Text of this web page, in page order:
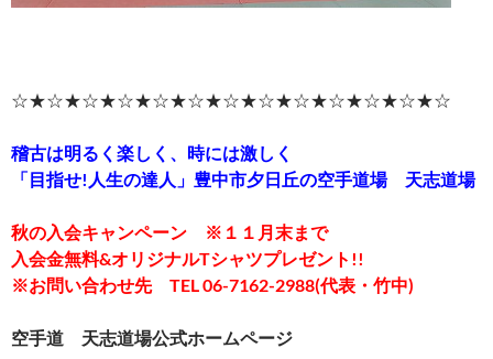
☆★☆★☆★☆★☆★☆★☆★☆★☆★☆★☆★☆★☆
稽古は明るく楽しく、時には激しく
「目指せ!人生の達人」豊中市夕日丘の空手道場 天志道場
秋の入会キャンペーン ※１１月末まで
入会金無料&オリジナルTシャツプレゼント!!
※お問い合わせ先 TEL 06-7162-2988(代表・竹中)
空手道 天志道場公式ホームページ